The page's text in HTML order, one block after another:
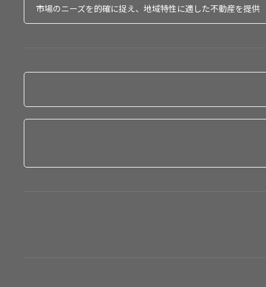
市場のニーズを的確に捉え、地域特性に適した不動産を提供